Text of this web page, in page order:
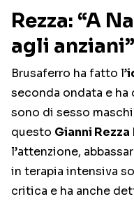
Rezza: “A
agli anziani”
Brusaferro ha fatto l’
seconda ondata e
sono di sesso
questo Gianni Rezza
l’attenzione,
in terapia intensiva
critica e ha anche